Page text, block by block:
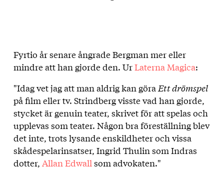
Fyrtio år senare ångrade Bergman mer eller
mindre att han gjorde den. UrLaterna Magica:
"Idag vet jag att man aldrig kan göraEtt drömspel
på film eller tv. Strindberg visste vad han gjorde,
stycket är genuin teater, skrivet för att spelas och
upplevas som teater. Någon bra föreställning blev
det inte, trots lysande enskildheter och vissa
skådespelarinsatser, Ingrid Thulin som Indras
dotter, Allan Edwallsom advokaten."